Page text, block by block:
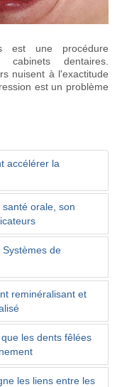
est une procédure
dentaires.
nuisent à l'exactitude
est un problème
accélérer la
orale, son
Systèmes de
reminéralisant et
les dents fêlées
les liens entre les